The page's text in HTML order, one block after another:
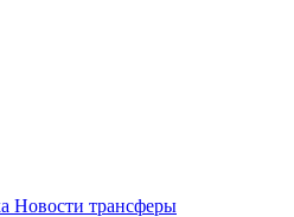
Новости трансферы